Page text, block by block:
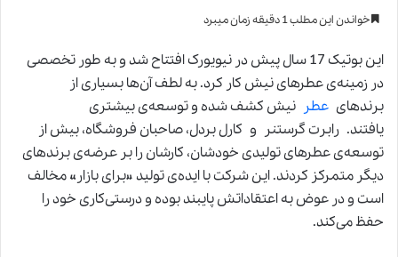
خواندن این مطلب 1 دقیقه زمان میبرد
این بوتیک 17 سال پیش در نیویورک افتتاح شد و به طور تخصصی
در زمینه‌ی عطرهای نیش کار ‌کرد. به لطف آن‌ها بسیاری از
برندهای عطر نیش کشف شده و توسعه‌ی بیشتری
یافتند. رابرت گرستنر و کارل بردل، صاحبان فروشگاه، بیش از
توسعه‌ی عطرهای تولیدی خودشان، کارشان را بر عرضه‌ی برندهای
دیگر متمرکز کردند. این شرکت با ایده‌ی تولید «برای بازار» مخالف
است و در عوض به اعتقاداتش پایبند بوده و درستی‌کاری خود را
حفظ می‌کند.